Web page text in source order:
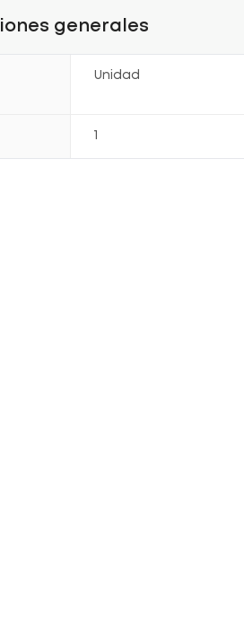
generales
Unidad
1